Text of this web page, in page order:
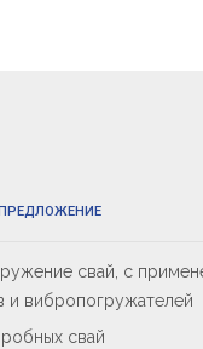
свай, с
и вибропогружателей
свай